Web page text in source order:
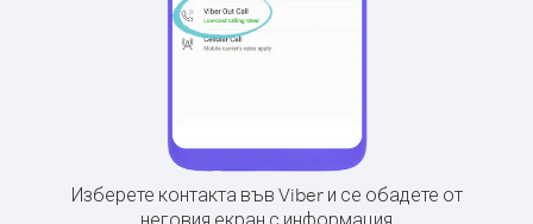
Изберете контакта във Viber и се обадете от
неговия екран с информация